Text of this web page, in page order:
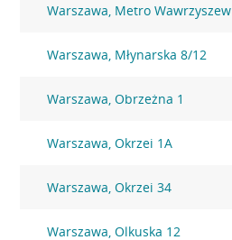
Warszawa, Metro Wawrzyszew
Warszawa, Młynarska 8/12
Warszawa, Obrzeżna 1
Warszawa, Okrzei 1A
Warszawa, Okrzei 34
Warszawa, Olkuska 12